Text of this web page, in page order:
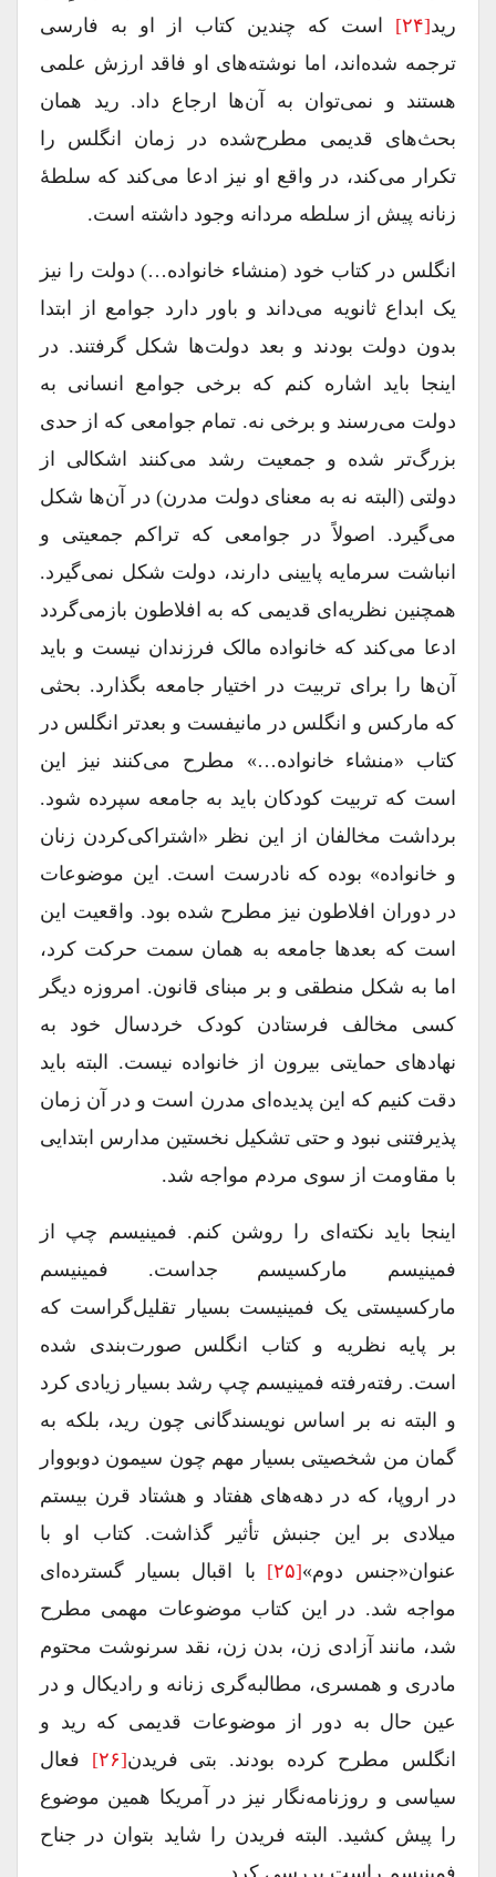
رید [۲۴]
است که چندین کتاب‌ از او به فارسی
ترجمه شده‌اند، اما نوشته‌های او فاقد ارزش علمی
هستند و نمی‌توان به آن‌ها ارجاع داد. رید همان
بحث‌های قدیمی مطرح‌شده در زمان انگلس را
تکرار می‌کند، در واقع او نیز ادعا می‌کند که سلطۀ
زنانه پیش از سلطه مردانه وجود داشته است.
انگلس در کتاب خود (منشاء خانواده…) دولت را نیز
یک ابداع ثانویه می‌داند و باور دارد جوامع از ابتدا
بدون دولت بودند و بعد دولت‌ها شکل گرفتند. در
اینجا باید اشاره کنم که برخی جوامع انسانی به
دولت می‌رسند و برخی نه. تمام جوامعی که از حدی
بزرگ‌تر شده و جمعیت رشد می‌کنند اشکالی از
دولتی (البته نه به معنای دولت مدرن) در آن‌ها شکل
می‌گیرد. اصولاً در جوامعی که تراکم جمعیتی و
انباشت سرمایه پایینی دارند، دولت شکل نمی‌گیرد.
همچنین نظریه‌ای قدیمی که به افلاطون بازمی‌گردد
ادعا می‌کند که خانواده مالک فرزندان نیست و باید
آن‌ها را برای تربیت در اختیار جامعه بگذارد. بحثی
که مارکس و انگلس در مانیفست و بعدتر انگلس در
کتاب «منشاء خانواده…» مطرح می‌کنند نیز این
است که تربیت کودکان باید به جامعه سپرده شود.
برداشت مخالفان از این نظر «اشتراکی‌کردن زنان
و خانواده» بوده که نادرست است. این موضوعات
در دوران افلاطون نیز مطرح شده بود. واقعیت این
است که بعدها جامعه به همان سمت حرکت کرد،
اما به شکل منطقی و بر مبنای قانون. امروزه دیگر
کسی مخالف فرستادن کودک خردسال خود به
نهادهای حمایتی بیرون از خانواده نیست. البته باید
دقت کنیم که این پدیده‌ای مدرن است و در آن زمان
پذیرفتنی نبود و حتی تشکیل نخستین مدارس ابتدایی
با مقاومت از سوی مردم مواجه شد.
اینجا باید نکته‌ای را روشن کنم. فمینیسم چپ از
فمینیسم مارکسیسم جداست. فمینیسم
مارکسیستی یک فمینیست بسیار تقلیل‌گراست که
بر پایه نظریه و کتاب انگلس صورت‌بندی شده
است. رفته‌رفته فمینیسم چپ رشد بسیار زیادی کرد
و البته نه بر اساس نویسندگانی چون رید، بلکه به
گمان من شخصیتی بسیار مهم چون سیمون دوبووار
در اروپا، که در دهه‌های هفتاد و هشتاد قرن بیستم
میلادی بر این جنبش تأثیر گذاشت. کتاب او با
عنوان«جنس دوم»[۲۵]
با اقبال بسیار گسترده‌ای
مواجه شد. در این کتاب موضوعات مهمی مطرح
شد، مانند آزادی زن، بدن زن، نقد سرنوشت محتوم
مادری و همسری، مطالبه‌گری زنانه و رادیکال و در
عین حال به دور از موضوعات قدیمی که رید و
انگلس مطرح کرده بودند. بتی فریدن[۲۶]
فعال
سیاسی و روزنامه‌نگار نیز در آمریکا همین موضوع
را پیش کشید. البته فریدن را شاید بتوان در جناح
فمینیسم راست بررسی کرد.